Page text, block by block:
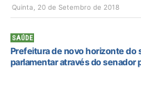
Quinta, 20 de Setembro de 2018
SAÚDE
Prefeitura de novo horizonte do
parlamentar através do senador